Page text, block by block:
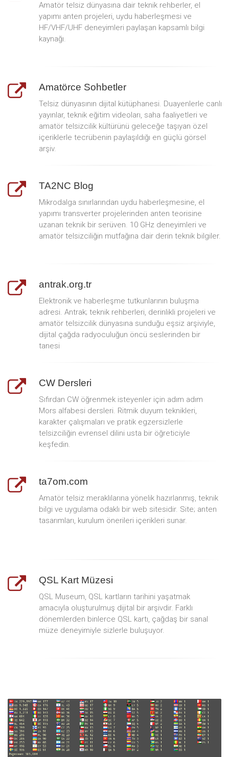
Amatör telsiz dünyasına dair teknik rehberler, el
yapımı anten projeleri, uydu haberleşmesi ve
HF/VHF/UHF deneyimleri paylaşan kapsamlı bilgi
kaynağı.
Amatörce Sohbetler
Telsiz dünyasının dijital kütüphanesi. Duayenlerle canlı
yayınlar, teknik eğitim videoları, saha faaliyetleri ve
amatör telsizcilik kültürünü geleceğe taşıyan özel
içeriklerle tecrübenin paylaşıldığı en güçlü görsel
arşiv.
TA2NC Blog
Mikrodalga sınırlarından uydu haberleşmesine, el
yapımı transverter projelerinden anten teorisine
uzanan teknik bir serüven. 10 GHz deneyimleri ve
amatör telsizciliğin mutfağına dair derin teknik bilgiler.
antrak.org.tr
Elektronik ve haberleşme tutkunlarının buluşma
adresi. Antrak; teknik rehberleri, derinlikli projeleri ve
amatör telsizcilik dünyasına sunduğu eşsiz arşiviyle,
dijital çağda radyoculuğun öncü seslerinden bir
tanesi
CW Dersleri
Sıfırdan CW öğrenmek isteyenler için adım adım
Mors alfabesi dersleri. Ritmik duyum teknikleri,
karakter çalışmaları ve pratik egzersizlerle
telsizciliğin evrensel dilini usta bir öğreticiyle
keşfedin.
ta7om.com
Amatör telsiz meraklılarına yönelik hazırlanmış, teknik
bilgi ve uygulama odaklı bir web sitesidir. Site; anten
tasarımları, kurulum önerileri içerikleri sunar.
QSL Kart Müzesi
QSL Museum, QSL kartların tarihini yaşatmak
amacıyla oluşturulmuş dijital bir arşivdir. Farklı
dönemlerden binlerce QSL kartı, çağdaş bir sanal
müze deneyimiyle sizlerle buluşuyor.